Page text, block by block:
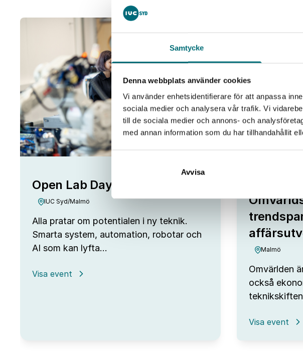
Samtycke
Denna webbplats använder cookies
Vi använder enhetsidentifierare för att anpassa
sociala medier och analysera vår trafik. Vi
till de sociala medier och annons- och
med annan information som du har tillhandahållit
Avvisa
25
Open Lab Day hos IUC Syd
IUC Syd/Malmö
Alla pratar om potentialen i ny teknik.
Smarta system, automation, robotar och
AI som kan lyfta…
Visa event
:
Malmö
Omvärlden
också
Visa event
: